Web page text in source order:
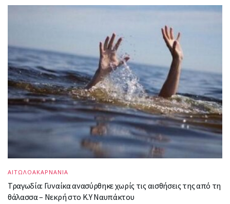
ΑΙΤΩΛΟΑΚΑΡΝΑΝΙΑ
Τραγωδία: Γυναίκα ανασύρθηκε χωρίς τις αισθήσεις της από τη
θάλασσα – Νεκρή στο Κ.Υ Ναυπάκτου